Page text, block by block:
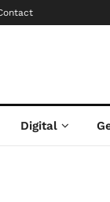
Digital